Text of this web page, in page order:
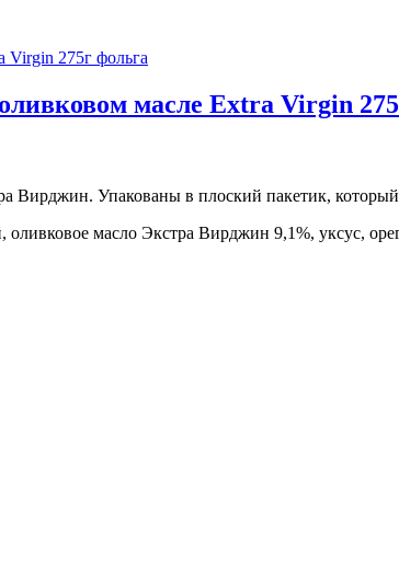
масле Extra Virgin
Вирджин. Упакованы в плоский пакетик, который
масло Экстра Вирджин 9,1%, уксус,